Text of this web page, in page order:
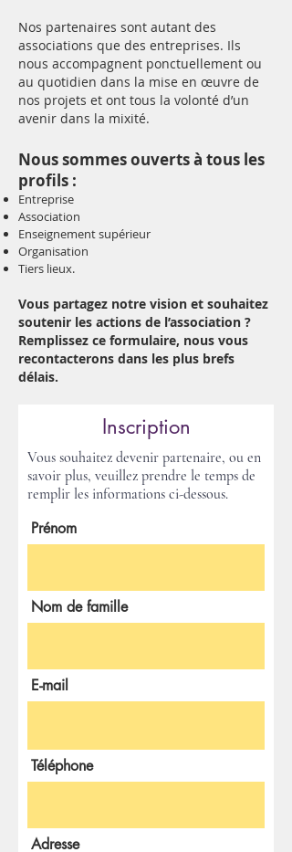
Nos partenaires sont autant des
associations que des entreprises. Ils
nous accompagnent ponctuellement ou
au quotidien dans la mise en œuvre de
nos projets et ont tous la volonté d’un
avenir dans la mixité.
Nous sommes ouverts à tous les
profils :
Entreprise
Association
Enseignement supérieur
Organisation
Tiers lieux.
Vous partagez notre vision et souhaitez
soutenir les actions de l’association ?
Remplissez ce formulaire, nous vous
recontacterons dans les plus brefs
délais.
Inscription
Vous souhaitez devenir partenaire, ou en
savoir plus, veuillez prendre le temps de
remplir les informations ci-dessous.
Prénom
Nom de famille
E-mail
Téléphone
Adresse